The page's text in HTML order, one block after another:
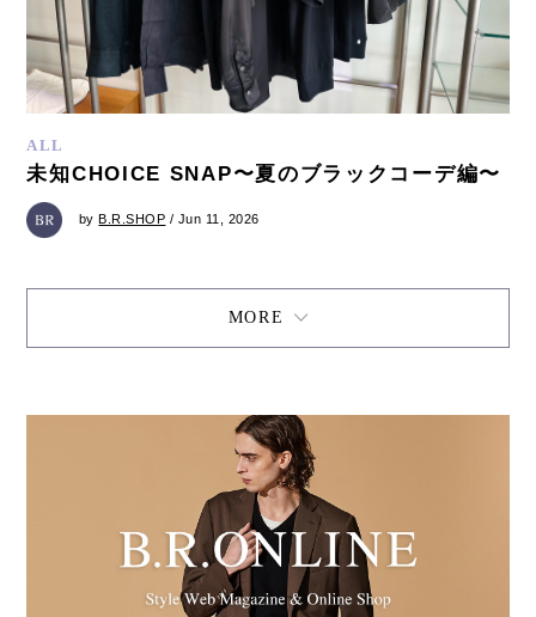
ALL
未知CHOICE SNAP〜夏のブラックコーデ編〜
byB.R.SHOP / Jun 11, 2026
MORE